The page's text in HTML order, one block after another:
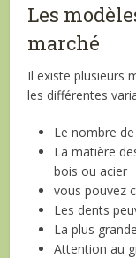
Les
marché
Il existe plusieurs
les différentes
Le nombre
La matière
bois ou acier
vous pouvez
Les dents
La plus
Attention au